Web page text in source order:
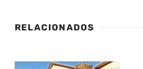
RELACIONADOS